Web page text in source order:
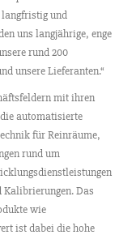
langfristig und
uns langjährige, enge
rund 200
unsere Lieferanten.“
mit ihren
automatisierte
für Reinräume,
rund um
Das
wie
ist dabei die hohe